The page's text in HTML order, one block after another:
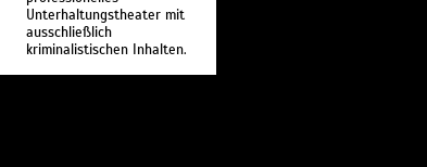
Unterhaltungstheater mit
ausschließlich
kriminalistischen Inhalten.